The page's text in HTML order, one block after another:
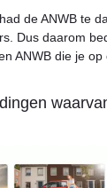
de ANWB te
Dus daarom
ANWB die je